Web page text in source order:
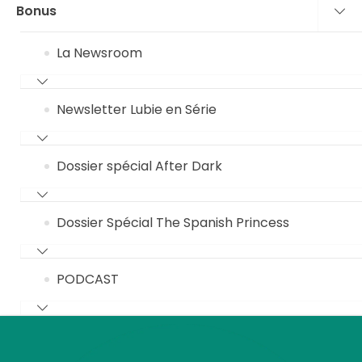
Bonus
La Newsroom
Newsletter Lubie en Série
Dossier spécial After Dark
Dossier Spécial The Spanish Princess
PODCAST